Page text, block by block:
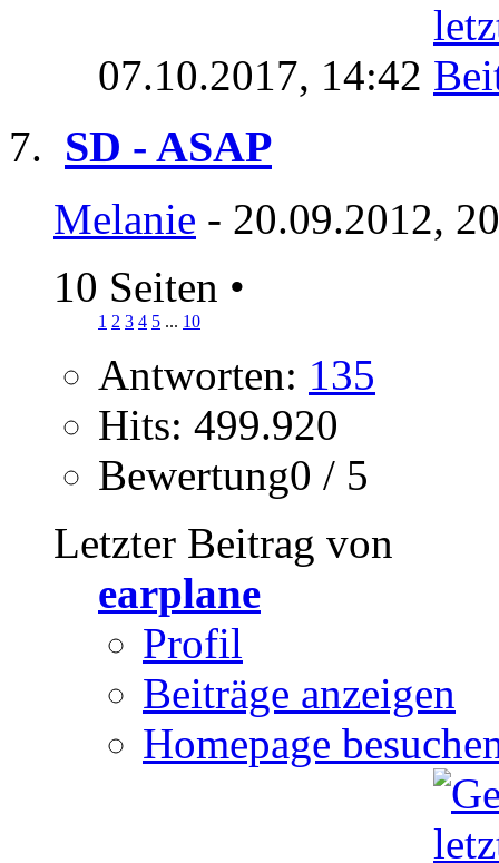
07.10.2017, 14:42
SD - ASAP
Melanie - 20.09.2012,
10 Seiten •
1 2 3 4 5 ... 10
Antworten: 135
Hits: 499.920
Bewertung0 / 5
Letzter Beitrag von
earplane
Profil
Beiträge anzeigen
Homepage